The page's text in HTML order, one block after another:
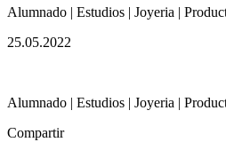
Alumnado | Estudios | Joyeria |
25.05.2022
Alumnado | Estudios | Joyeria |
Compartir